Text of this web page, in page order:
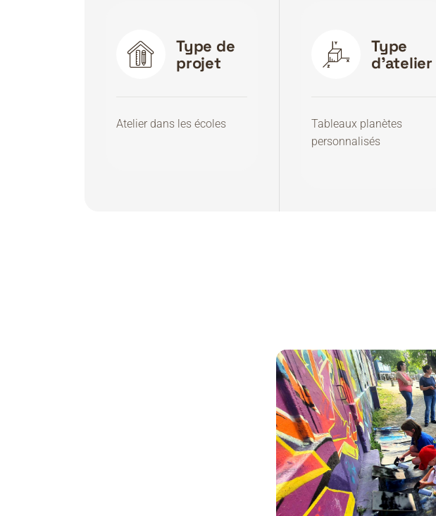
Type de
projet
Atelier dans les écoles
Type
d'atelier
Tableaux planètes
personnalisés